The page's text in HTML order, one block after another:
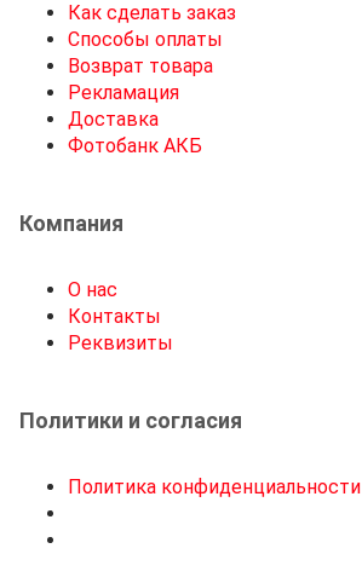
Как сделать заказ
Способы оплаты
Возврат товара
Рекламация
Доставка
Фотобанк АКБ
Компания
О нас
Контакты
Реквизиты
Политики и согласия
Политика конфиденциальности